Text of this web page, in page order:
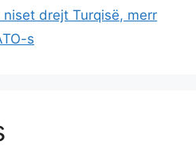
niset drejt Turqisë, merr
s